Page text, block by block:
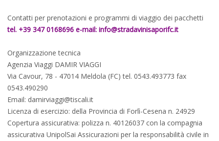
Contatti per prenotazioni e programmi di viaggio dei pacchetti
tel. +39 347 0168696 e-mail: info@stradavinisaporifc.it
Organizzazione tecnica
Agenzia Viaggi DAMIR VIAGGI
Via Cavour, 78 - 47014 Meldola (FC) tel. 0543.493773 fax
0543.490290
Email: damirviaggi@tiscali.it
Licenza di esercizio: della Provincia di Forlì-Cesena n. 24929
Copertura assicurativa: polizza n. 40126037 con la compagnia
assicurativa UnipolSai Assicurazioni per la responsabilità civile in